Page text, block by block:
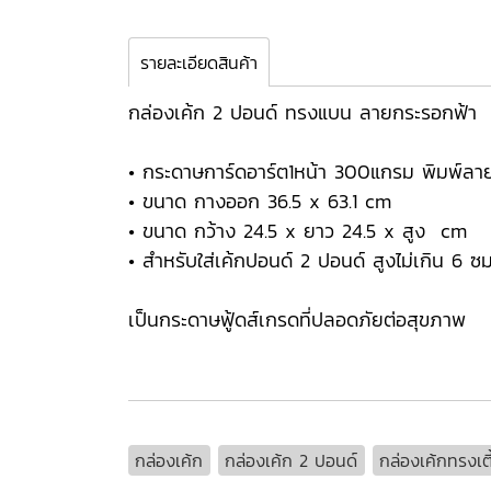
รายละเอียดสินค้า
กล่องเค้ก 2 ปอนด์ ทรงแบน ลายกระรอกฟ้า
• กระดาษการ์ดอาร์ต1หน้า 300แกรม พิมพ์ลา
• ขนาด กางออก 36.5 x 63.1 cm
• ขนาด กว้าง 24.5 x ยาว 24.5 x สูง cm
• สำหรับใส่เค้กปอนด์ 2 ปอนด์ สูงไม่เกิน 6 ซ
เป็นกระดาษฟู้ดส์เกรดที่ปลอดภัยต่อสุขภาพ
กล่องเค้ก กล่องเค้ก 2 ปอนด์ กล่องเค้กทรงเ